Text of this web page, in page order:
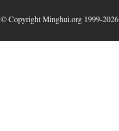
© Copyright Minghui.org 1999-2026